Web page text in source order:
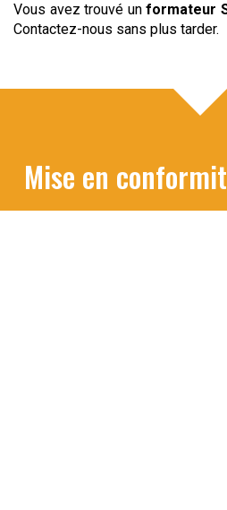
Vous avez trouvé un formateur
Contactez-nous sans plus tarder.
Mise en